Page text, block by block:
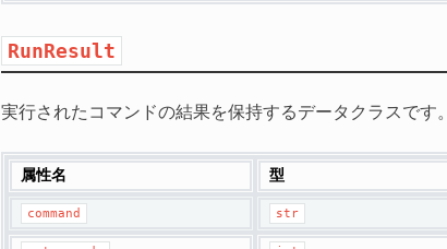
RunResult
実行されたコマンドの結果を保持するデータクラスです。
属性名 型
command str